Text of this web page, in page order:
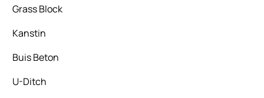
Grass Block
Kanstin
Buis Beton
U-Ditch